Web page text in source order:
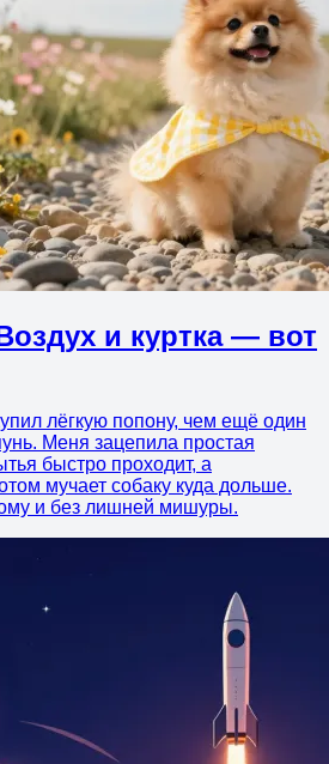
и куртка — вот
лёгкую попону, чем ещё один
Меня зацепила простая
быстро проходит, а
мучает собаку куда дольше.
и без лишней мишуры.